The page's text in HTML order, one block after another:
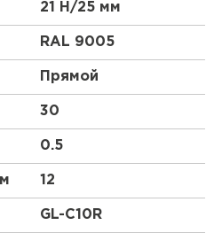
Благодаря
будет органично
сложности.
21 Н/25 мм
RAL 9005
Прямой
30
0.5
12
GL-С10R